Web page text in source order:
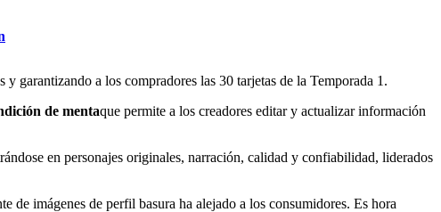
y garantizando a los compradores las 30 tarjetas de la Temporada 1.
de mentaque permite a los creadores editar y actualizar información
en personajes originales, narración, calidad y confiabilidad, liderados
de imágenes de perfil basura ha alejado a los consumidores. Es hora